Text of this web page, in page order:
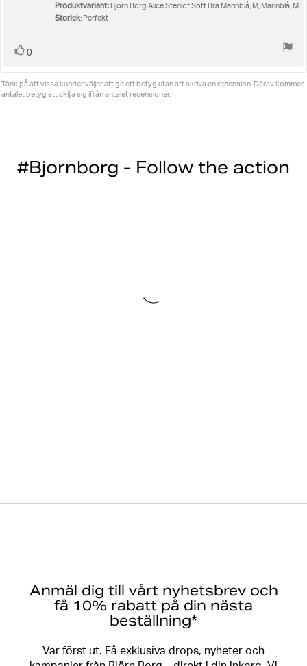
Produktvariant: Björn Borg Alice Stenlöf Soft Bra Marinblå, M, Marinblå, M
Storlek: Perfekt
Rösta
0
Tänk på att vissa kunder väljer att ge ett betyg utan att skriva en recension. Därav kommer
antalet betyg att skilja sig ifrån antalet recensioner.
#Bjornborg - Follow the action
Anmäl dig till vårt nyhetsbrev och
få 10% rabatt på din nästa
beställning*
Var först ut. Få exklusiva drops, nyheter och